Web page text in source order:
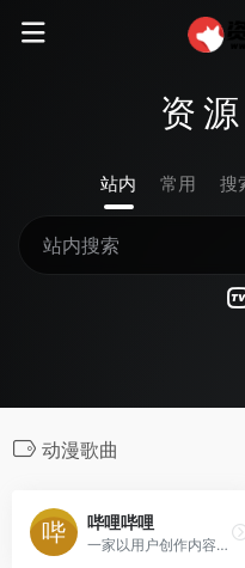
资
站内 常用 搜
动漫歌曲
哔哩哔哩
一家以用户创作内容（UGC）为核心的视频平台。